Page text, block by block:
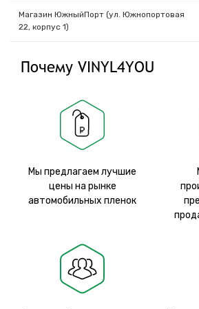
Магазин ЮжныйПорт (ул. Южнопортовая
22, корпус 1)
Почему VINYL4YOU
Мы предлагаем лучшие
цены на рынке
автомобильных пленок